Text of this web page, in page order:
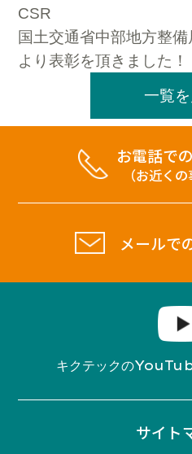
CSR
国土交通省中部地方整
より表彰を頂きました！
一覧
お電話で
（お近く
メールで
キクテックの
サイト